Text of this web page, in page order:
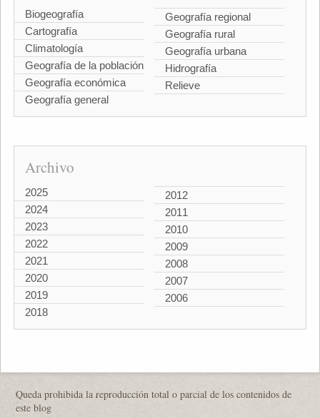
Biogeografía
Cartografía
Climatología
Geografía de la población
Geografía económica
Geografía general
Geografía regional
Geografía rural
Geografía urbana
Hidrografía
Relieve
Archivo
2025
2024
2023
2022
2021
2020
2019
2018
2012
2011
2010
2009
2008
2007
2006
Queda prohibida la reproducción total o parcial de los contenidos de
este blog